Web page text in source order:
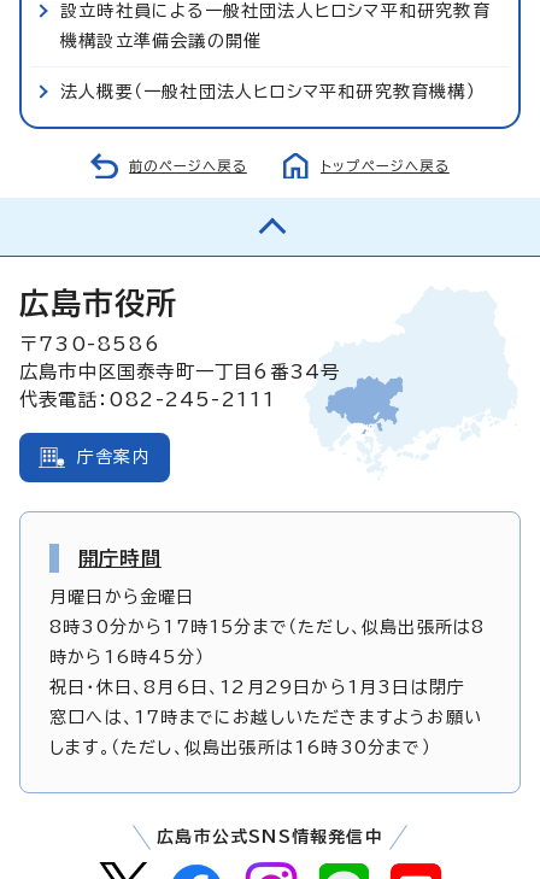
設立時社員による一般社団法人ヒロシマ平和研究教育
機構設立準備会議の開催
法人概要（一般社団法人ヒロシマ平和研究教育機構）
前のページへ戻る トップページへ戻る
広島市役所
〒730-8586
広島市中区国泰寺町一丁目6番34号
代表電話：082-245-2111
庁舎案内
開庁時間
月曜日から金曜日
8時30分から17時15分まで（ただし、似島出張所は8
時から16時45分）
祝日・休日、8月6日、12月29日から1月3日は閉庁
窓口へは、17時までにお越しいただきますようお願い
します。（ただし、似島出張所は16時30分まで）
広島市公式SNS情報発信中